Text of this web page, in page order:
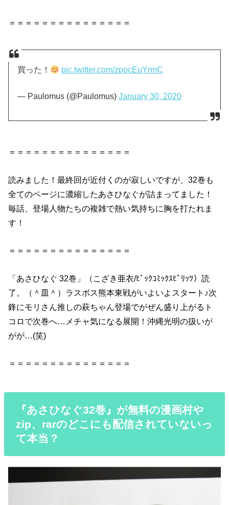
＝＝＝＝＝＝＝＝＝＝＝＝＝＝＝
買った！ pic.twitter.com/zpocEuYrmC
— Paulomus (@Paulomus)January 30, 2020
＝＝＝＝＝＝＝＝＝＝＝＝＝＝＝
読みました！最終回が近付くのが寂しいですが、32巻も
全てのページに濃縮したあさひなぐが詰まってました！
毎話、登場人物たちの複雑で熱い気持ちに胸を打たれま
す！
＝＝＝＝＝＝＝＝＝＝＝＝＝＝＝
「あさひなぐ 32巻 」（こざき亜衣/ﾋﾞｯｸｺﾐｯｸｽﾋﾟﾘｯﾂ）読
了。（＾皿＾）ラスボス熊本東戦がいよいよスタート♪次
鋒にモリさん推しの萩ちゃん登場でがぜん盛り上がるト
コロで次巻へ…メチャ気になる展開！沖縄光明の扱いが
がが…(笑)
＝＝＝＝＝＝＝＝＝＝＝＝＝＝＝
『あさひなぐ32巻』が無料の漫画村や
zip、rarのどこにも配信されていないっ
て本当？